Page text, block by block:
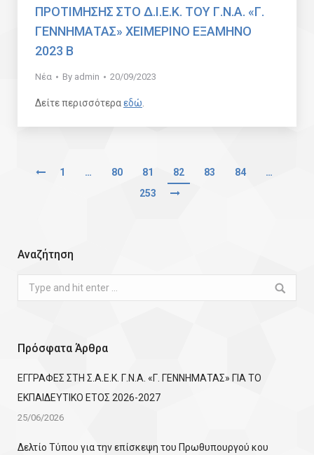
ΠΡΟΤΙΜΗΣΗΣ ΣΤΟ Δ.Ι.Ε.Κ. ΤΟΥ Γ.Ν.Α. «Γ.
ΓΕΝΝΗΜΑΤΑΣ» ΧΕΙΜΕΡΙΝΟ ΕΞΑΜΗΝΟ
2023 Β
Νέα By admin 20/09/2023
Δείτε περισσότεραεδώ
1 … 80 81 82 83 84
…
253
Αναζήτηση
Search:
Πρόσφατα Άρθρα
ΕΓΓΡΑΦΕΣ ΣΤΗ Σ.Α.Ε.Κ. Γ.Ν.Α. «Γ. ΓΕΝΝΗΜΑΤΑΣ» ΓΙΑ ΤΟ
ΕΚΠΑΙΔΕΥΤΙΚΟ ΕΤΟΣ 2026-2027
25/06/2026
Δελτίο Τύπου για την επίσκεψη του Πρωθυπουργού κου